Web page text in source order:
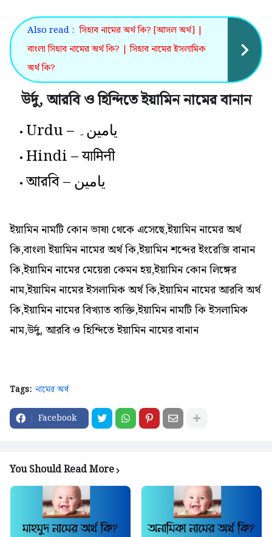
Also read : সিহাব নামের অর্থ কি? [আসল অর্থ] |
বাংলা সিহাব নামের অর্থ কি? | সিহাব নামের ইসলামিক
অর্থ কি?
উর্দু, আরবি ও হিন্দিতে ইয়ামিন নামের বানান
Urdu – یامین۔
Hindi – यामिनी
আরবি – يامين
ইয়ামিন নামটি কোন ভাষা থেকে এসেছে,ইয়ামিন নামের অর্থ
কি,বাংলা ইয়ামিন নামের অর্থ কি,ইয়ামিন শব্দের ইংরেজি বানান
কি,ইয়ামিন নামের মেয়েরা কেমন হয়,ইয়ামিন কোন লিঙ্গের
নাম,ইয়ামিন নামের ইসলামিক অর্থ কি,ইয়ামিন নামের আরবি অর্থ
কি,ইয়ামিন নামের বিখ্যাত ব্যক্তি,ইয়ামিন নামটি কি ইসলামিক
নাম,উর্দু, আরবি ও হিন্দিতে ইয়ামিন নামের বানান
Tags: নামের অর্থ
Facebook
You Should Read More